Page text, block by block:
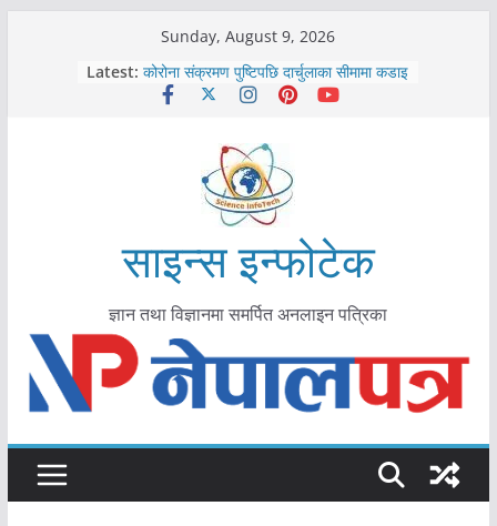
Sunday, August 9, 2026
Latest: आकर्षण बढ्दै
कोरोना संक्रमण पुष्टिपछि दार्चुलाका सीमामा कडाइ
मकवानपुरमा खोरेत रोग विरुद्धको खोप लगाउन
आयुर्वेद चिकित्सा प्रणालीको भूमिका महत्वपूर्ण छ :
मुख्यमन्त्री शाह
साइन्स इन्फोटेक
ज्ञान तथा विज्ञानमा समर्पित अनलाइन पत्रिका